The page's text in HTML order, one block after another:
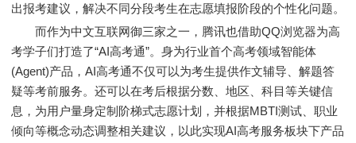
出报考建议，解决不同分段考生在志愿填报阶段的个性化问题。
而作为中文互联网御三家之一，腾讯也借助QQ浏览器为高
考学子们打造了“AI高考通”。身为行业首个高考领域智能体
(Agent)产品，AI高考通不仅可以为考生提供作文辅导、解题答
疑等考前服务。还可以在考后根据分数、地区、科目等关键信
息，为用户量身定制阶梯式志愿计划，并根据MBTI测试、职业
倾向等概念动态调整相关建议，以此实现AI高考服务板块下产品